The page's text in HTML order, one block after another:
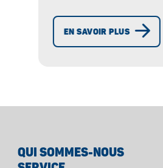
Variez les plaisirs
herbes et agrumes !
EN SAVOIR PLUS
QUI SOMMES-NOUS